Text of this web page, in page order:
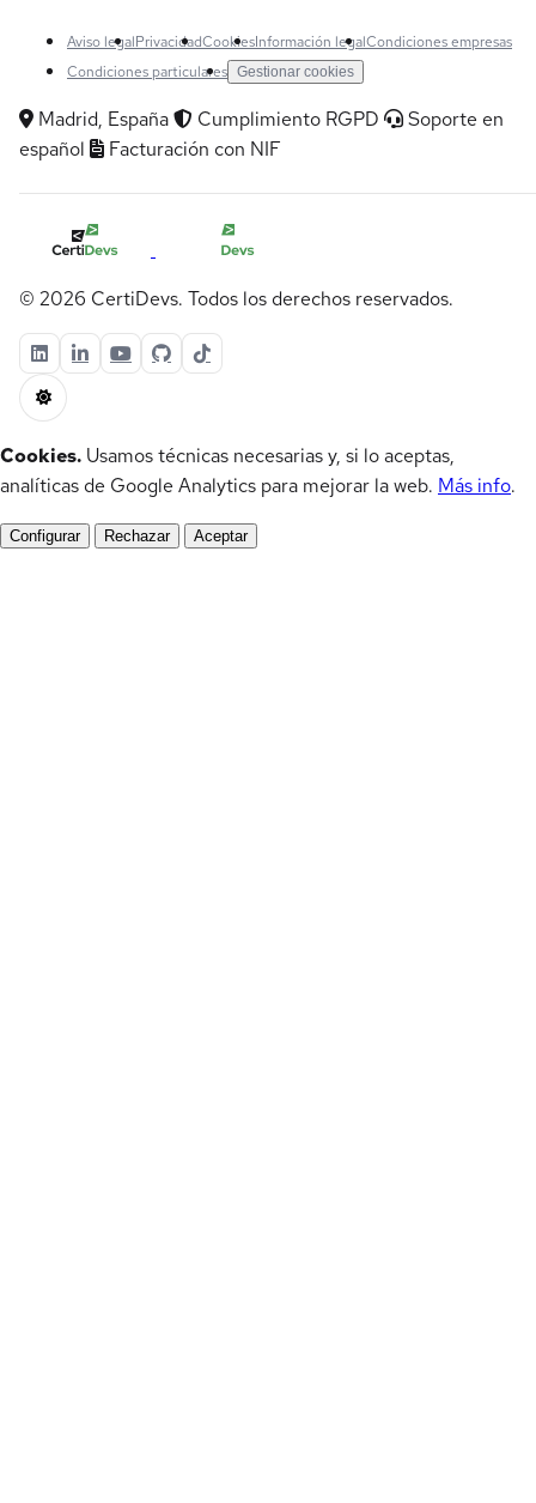
Aviso legalPrivacidadCookiesInformación legalCondiciones empresas
Condiciones particulares Gestionar cookies
Madrid, España Cumplimiento RGPD
Soporte en
español
Facturación con NIF
© 2026 CertiDevs. Todos los derechos reservados.
Cookies. Usamos técnicas necesarias y, si lo aceptas,
analíticas de Google Analytics para mejorar la web. Más info.
Configurar Rechazar Aceptar